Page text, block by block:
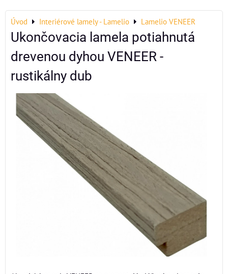
Úvod Interiérové lamely - Lamelio Lamelio VENEER
Ukončovacia lamela potiahnutá
drevenou dyhou VENEER -
rustikálny dub